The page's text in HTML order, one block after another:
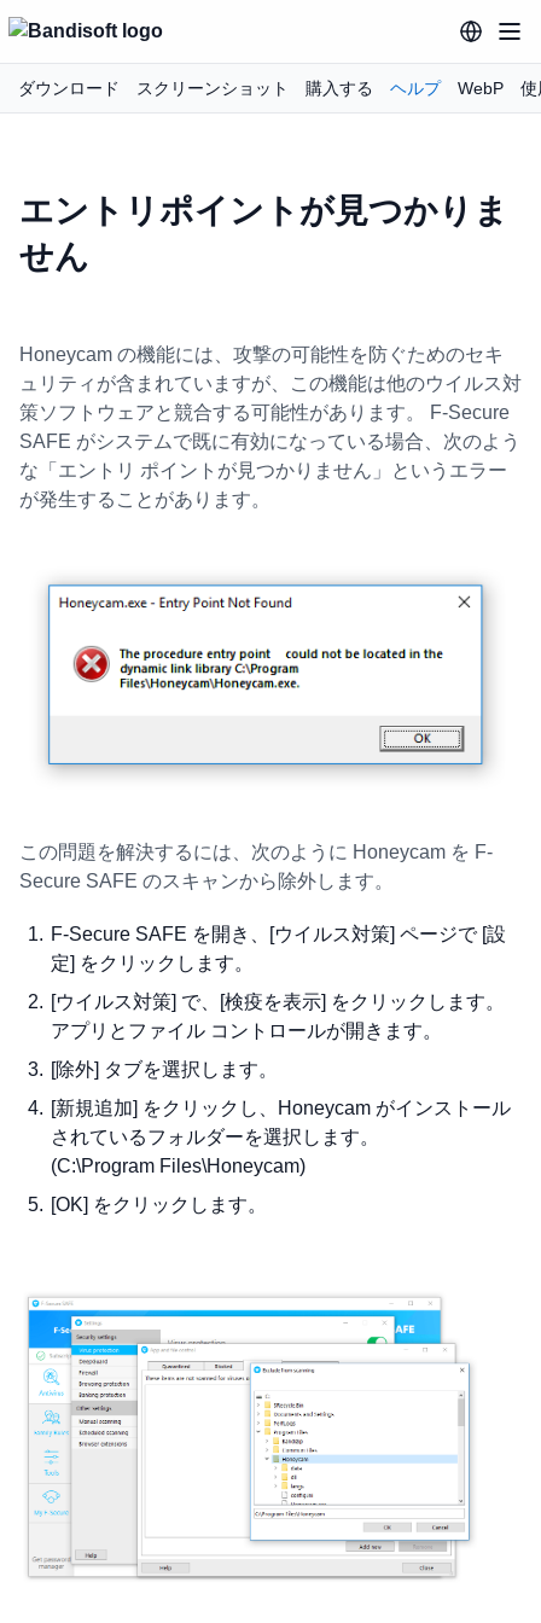
ダウンロード スクリーンショット 購入する ヘルプ WebP 使
エントリポイントが見つかりま
せん
Honeycam の機能には、攻撃の可能性を防ぐためのセキ
ュリティが含まれていますが、この機能は他のウイルス対
策ソフトウェアと競合する可能性があります。 F-Secure
SAFE がシステムで既に有効になっている場合、次のよう
な「エントリ ポイントが見つかりません」というエラー
が発生することがあります。
この問題を解決するには、次のように Honeycam を F-
Secure SAFE のスキャンから除外します。
F-Secure SAFE を開き、[ウイルス対策] ページで [設
定] をクリックします。
[ウイルス対策] で、[検疫を表示] をクリックします。
アプリとファイル コントロールが開きます。
[除外] タブを選択します。
[新規追加] をクリックし、Honeycam がインストール
されているフォルダーを選択します。
(C:\Program Files\Honeycam)
[OK] をクリックします。